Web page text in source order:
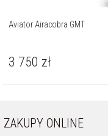
Aviator Airacobra GMT
3 750 zł
ZAKUPY ONLINE